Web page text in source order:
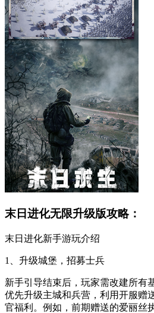
末日进化无限升级版攻略：
末日进化新手游玩介绍
1、升级城堡，招募士兵
新手引导结束后，玩家需改建所有
优先升级主城和兵营，利用开服赠
官福利。例如，前期赠送的爱丽丝